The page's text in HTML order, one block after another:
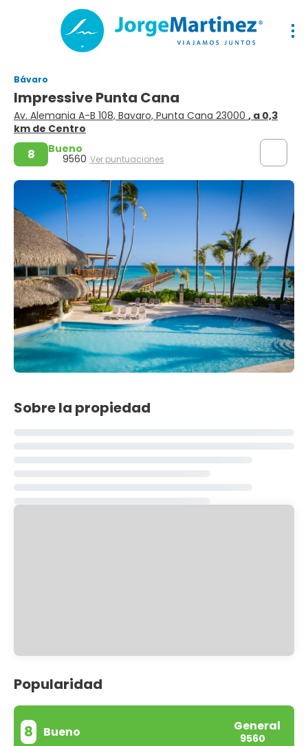
Bávaro
Impressive Punta Cana
Av. Alemania A-B 108, Bavaro, Punta Cana 23000 , a 0,3
km de Centro
8 Bueno
9560 Ver puntuaciones
Sobre la propiedad
Popularidad
8 Bueno General
9560